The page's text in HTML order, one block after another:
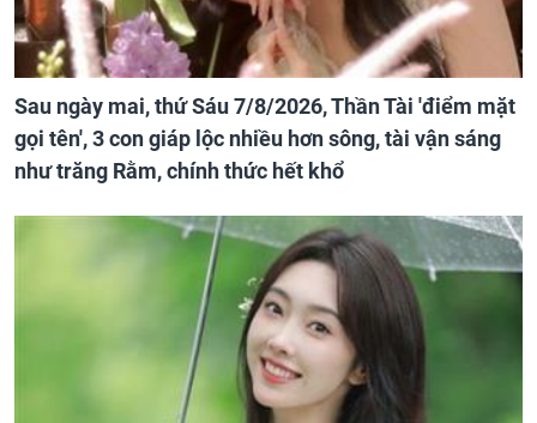
Sau ngày mai, thứ Sáu 7/8/2026, Thần Tài 'điểm mặt
gọi tên', 3 con giáp lộc nhiều hơn sông, tài vận sáng
như trăng Rằm, chính thức hết khổ